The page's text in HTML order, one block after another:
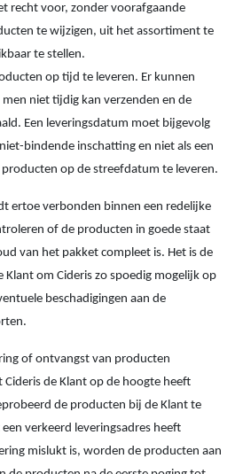
recht voor, zonder voorafgaande
te wijzigen, uit het assortiment te
te stellen.
op tijd te leveren. Er kunnen
niet tijdig kan verzenden en de
Een leveringsdatum moet bijgevolg
bindende inschatting en niet als een
op de streefdatum te leveren.
ertoe verbonden binnen een redelijke
of de producten in goede staat
van het pakket compleet is. Het is de
om Cideris zo spoedig mogelijk op
beschadigingen aan de
of ontvangst van producten
de Klant op de hoogte heeft
de producten bij de Klant te
verkeerd leveringsadres heeft
mislukt is, worden de producten aan